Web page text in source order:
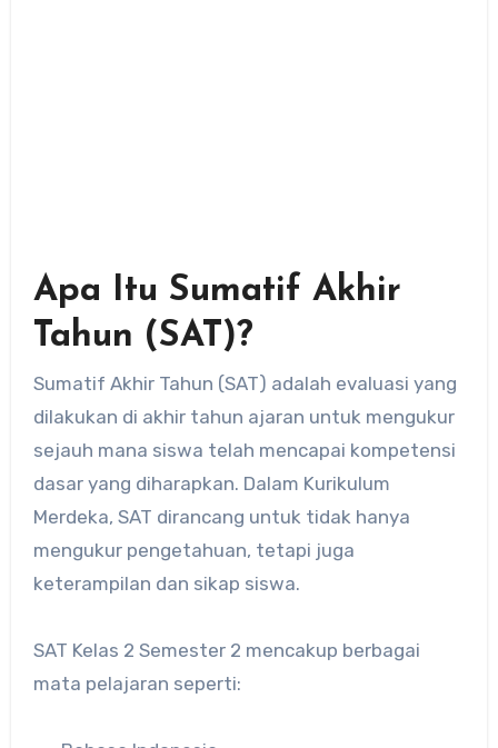
Apa Itu Sumatif Akhir
Tahun (SAT)?
Sumatif Akhir Tahun (SAT) adalah evaluasi yang
dilakukan di akhir tahun ajaran untuk mengukur
sejauh mana siswa telah mencapai kompetensi
dasar yang diharapkan. Dalam Kurikulum
Merdeka, SAT dirancang untuk tidak hanya
mengukur pengetahuan, tetapi juga
keterampilan dan sikap siswa.
SAT Kelas 2 Semester 2 mencakup berbagai
mata pelajaran seperti: